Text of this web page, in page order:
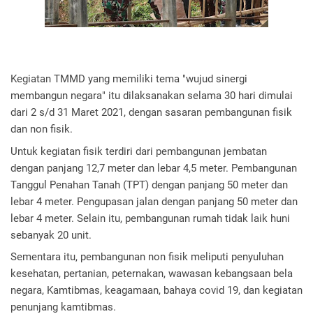
Kegiatan TMMD yang memiliki tema "wujud sinergi
membangun negara" itu dilaksanakan selama 30 hari dimulai
dari 2 s/d 31 Maret 2021, dengan sasaran pembangunan fisik
dan non fisik.
Untuk kegiatan fisik terdiri dari pembangunan jembatan
dengan panjang 12,7 meter dan lebar 4,5 meter. Pembangunan
Tanggul Penahan Tanah (TPT) dengan panjang 50 meter dan
lebar 4 meter. Pengupasan jalan dengan panjang 50 meter dan
lebar 4 meter. Selain itu, pembangunan rumah tidak laik huni
sebanyak 20 unit.
Sementara itu, pembangunan non fisik meliputi penyuluhan
kesehatan, pertanian, peternakan, wawasan kebangsaan bela
negara, Kamtibmas, keagamaan, bahaya covid 19, dan kegiatan
penunjang kamtibmas.